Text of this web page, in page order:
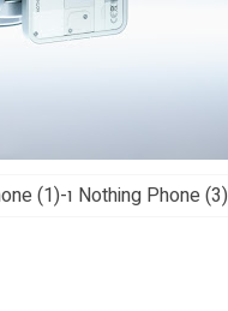
Nothing Phone (3) ו-Headphone (1) (צילום: יח"צ יצרן)